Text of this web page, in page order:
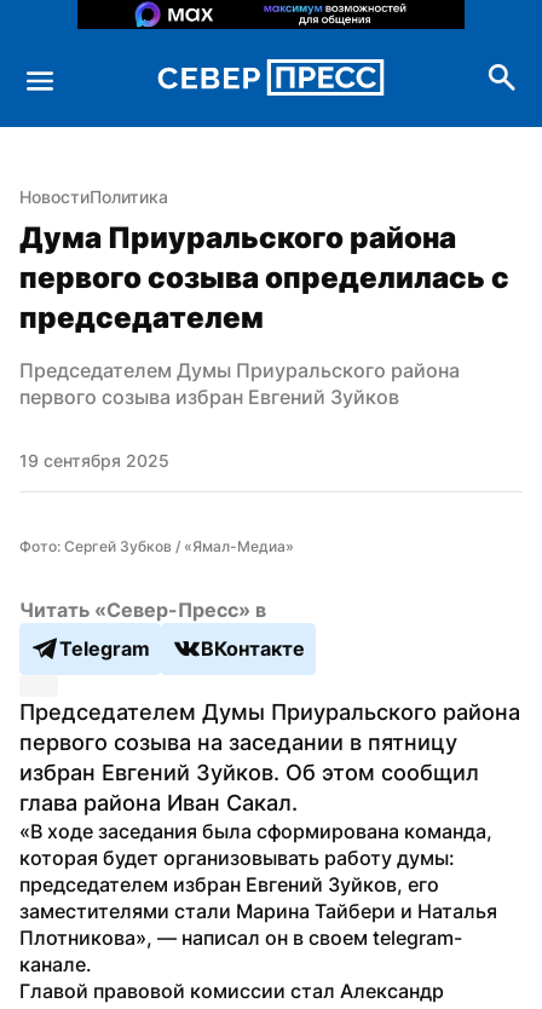
НовостиПолитика
Дума Приуральского района
первого созыва определилась с
председателем
Председателем Думы Приуральского района
первого созыва избран Евгений Зуйков
19 сентября 2025
Фото: Сергей Зубков / «Ямал-Медиа»
Читать «Север-Пресс» в
Telegram
ВКонтакте
Председателем Думы Приуральского района
первого созыва на заседании в пятницу
избран Евгений Зуйков. Об этом сообщил
глава района Иван Сакал.
«В ходе заседания была сформирована команда,
которая будет организовывать работу думы:
председателем избран Евгений Зуйков, его
заместителями стали Марина Тайбери и Наталья
Плотникова», — написал он в своем telegram-
канале.
Главой правовой комиссии стал Александр